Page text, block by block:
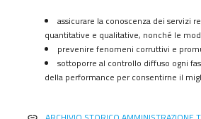
contratti
assicurare la conoscenza dei servizi
quantitative e qualitative, nonché le
prevenire fenomeni corruttivi e
sottoporre al controllo diffuso ogni
della performance per consentirne il